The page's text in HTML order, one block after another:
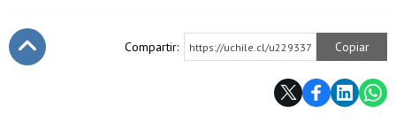
Compartir: https://uchile.cl/u229337 Copiar